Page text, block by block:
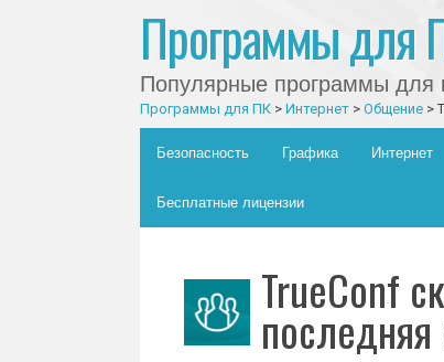
Программы для
Популярные программы для
Программы для ПК> Интернет> Общение>
Главное меню
Skip to content
Безопасность Графика Интернет
Бесплатные лицензии
TrueConf
последняя